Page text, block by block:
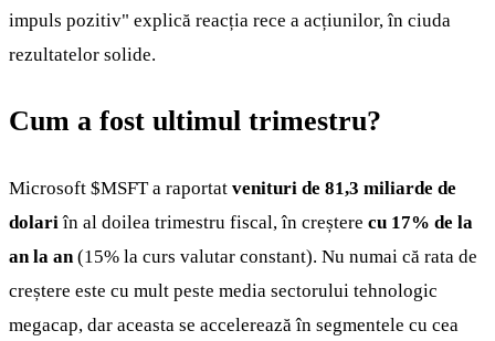
impuls pozitiv" explică reacția rece a acțiunilor, în ciuda
rezultatelor solide.
Cum a fost ultimul trimestru?
Microsoft $MSFTa raportat venituri de 81,3 miliarde de
dolari în al doilea trimestru fiscal, în creștere cu 17% de la
an la an (15% la curs valutar constant). Nu numai că rata de
creștere este cu mult peste media sectorului tehnologic
megacap, dar aceasta se accelerează în segmentele cu cea